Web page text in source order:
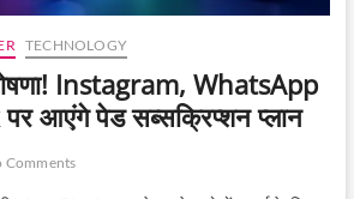
TECHNOLOGY
Instagram, WhatsApp
आएंगे पेड सब्सक्रिप्शन प्लान
Comments